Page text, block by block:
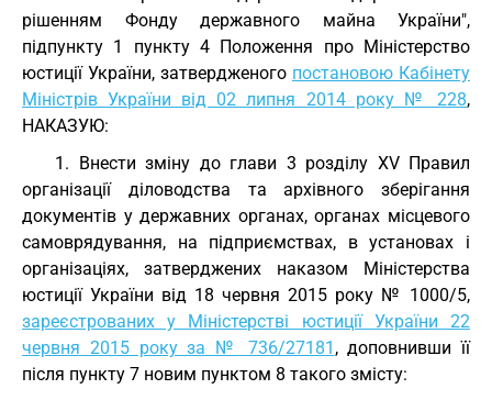
рішенням Фонду державного майна України",
підпункту 1 пункту 4 Положення про Міністерство
юстиції України, затвердженого постановою Кабінету
Міністрів України від 02 липня 2014 року № 228,
НАКАЗУЮ:
1. Внести зміну до глави 3 розділу XV Правил
організації діловодства та архівного зберігання
документів у державних органах, органах місцевого
самоврядування, на підприємствах, в установах і
організаціях, затверджених наказом Міністерства
юстиції України від 18 червня 2015 року № 1000/5,
зареєстрованих у Міністерстві юстиції України 22
червня 2015 року за № 736/27181 , доповнивши її
після пункту 7 новим пунктом 8 такого змісту: